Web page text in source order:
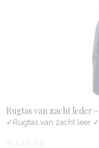
Rugtas van zacht leder
✓Rugtas van zacht leer
€ 146,99